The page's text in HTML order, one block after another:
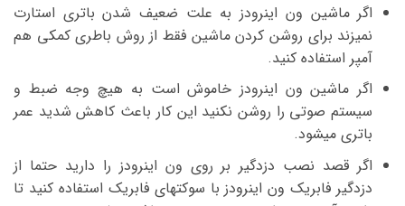
اگر ماشین ون اینرودز به علت ضعیف شدن باتری استارت
نمیزند برای روشن کردن ماشین فقط از روش باطری کمکی هم
آمپر استفاده کنید.
اگر ماشین ون اینرودز خاموش است به هیچ وجه ضبط و
سیستم صوتی را روشن نکنید این کار باعث کاهش شدید عمر
باتری میشود.
اگر قصد نصب دزدگیر بر روی ون اینرودز را دارید حتما از
دزدگیر فابریک ون اینرودز با سوکتهای فابریک استفاده کنید تا